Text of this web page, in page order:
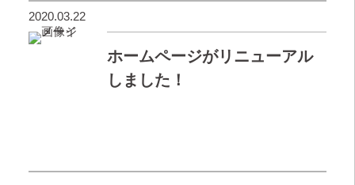
2020.03.22
ホームページがリニューアル
しました！